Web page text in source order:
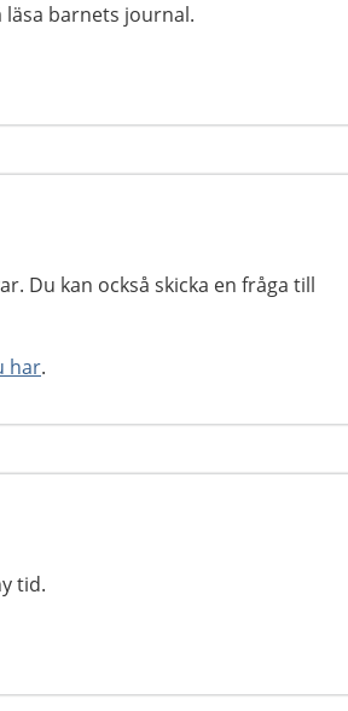
barnets journal.
Du kan också skicka en fråga till
har.
tid.